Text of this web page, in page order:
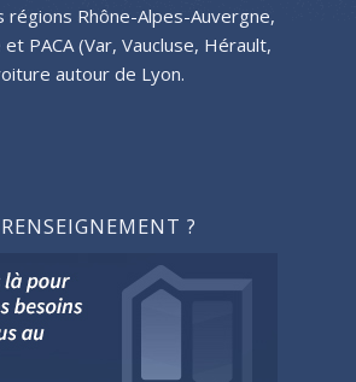
régions Rhône-Alpes-Auvergne,
PACA (Var, Vaucluse, Hérault,
autour de Lyon.
?